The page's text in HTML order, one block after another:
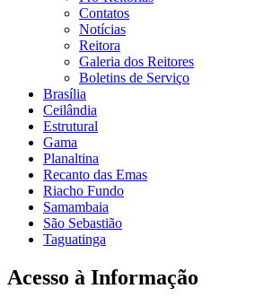
Contatos
Notícias
Reitora
Galeria dos Reitores
Boletins de Serviço
Brasília
Ceilândia
Estrutural
Gama
Planaltina
Recanto das Emas
Riacho Fundo
Samambaia
São Sebastião
Taguatinga
Acesso à Informação